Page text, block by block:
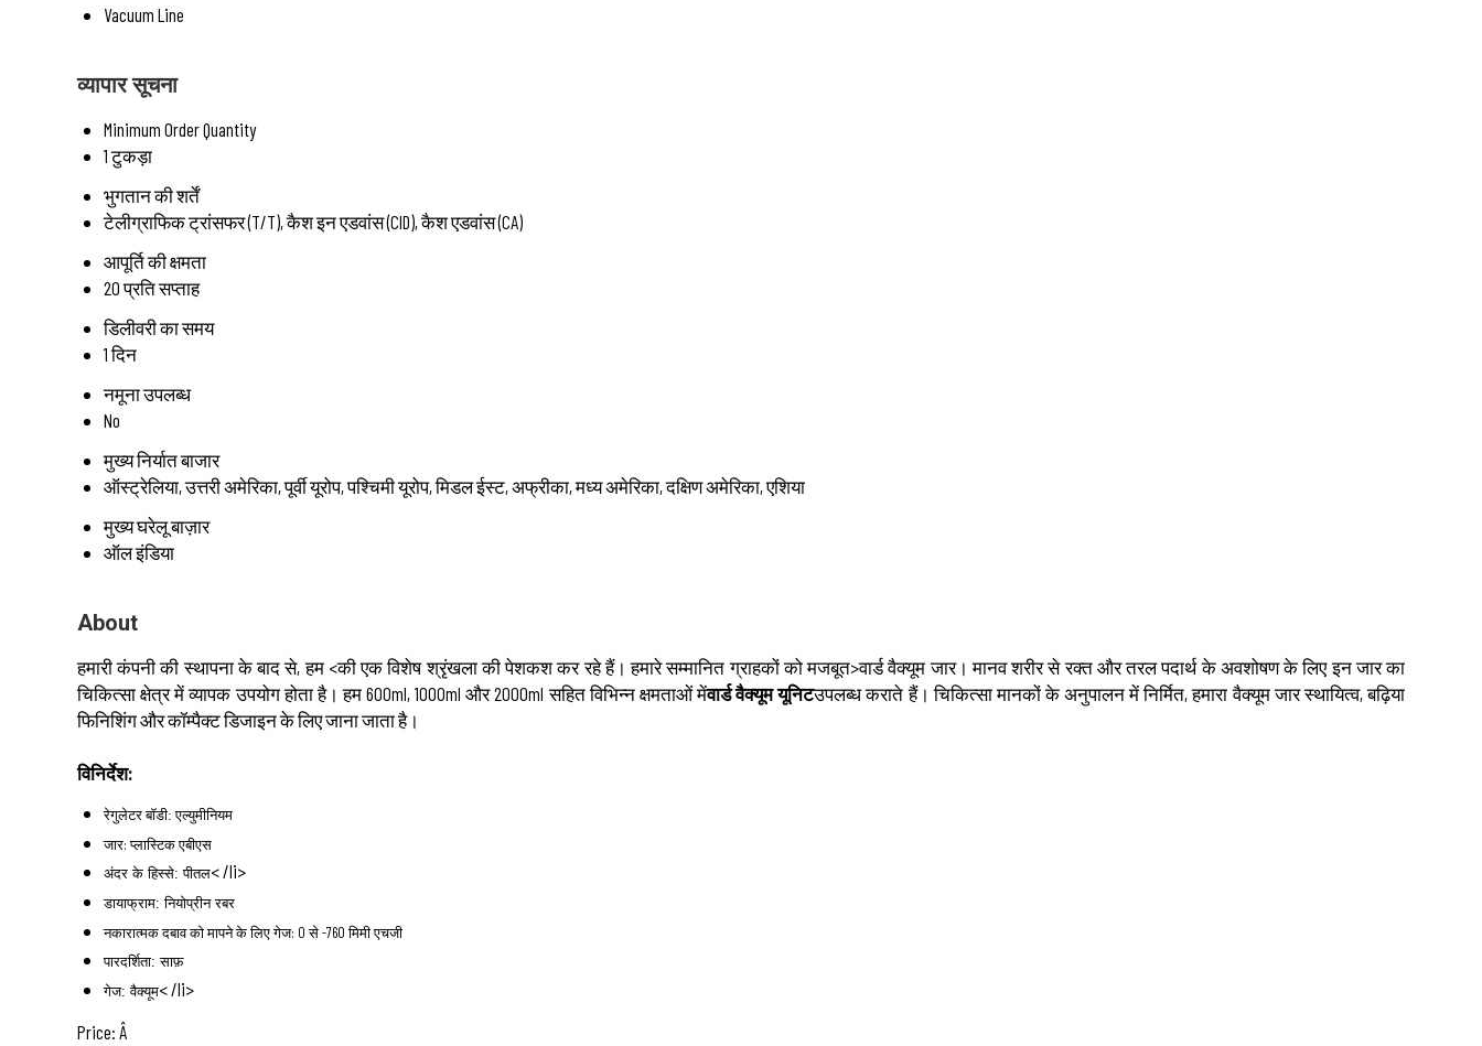
Vacuum Line
व्यापार सूचना
Minimum Order Quantity
1 टुकड़ा
भुगतान की शर्तें
टेलीग्राफिक ट्रांसफर (T/T), कैश इन एडवांस (CID), कैश एडवांस (CA)
आपूर्ति की क्षमता
20 प्रति सप्ताह
डिलीवरी का समय
1 दिन
नमूना उपलब्ध
No
मुख्य निर्यात बाजार
ऑस्ट्रेलिया, उत्तरी अमेरिका, पूर्वी यूरोप, पश्चिमी यूरोप, मिडल ईस्ट, अफ्रीका, मध्य अमेरिका, दक्षिण अमेरिका, एशिया
मुख्य घरेलू बाज़ार
ऑल इंडिया
About
हमारी कंपनी की स्थापना के बाद से, हम <की एक विशेष श्रृंखला की पेशकश कर रहे हैं। हमारे सम्मानित ग्राहकों को मजबूत>वार्ड वैक्यूम जार। मानव शरीर से रक्त और तरल पदार्थ के अवशोषण के लिए इन जार का
चिकित्सा क्षेत्र में व्यापक उपयोग होता है। हम 600ml, 1000ml और 2000ml सहित विभिन्न क्षमताओं मेंवार्ड वैक्यूम यूनिटउपलब्ध कराते हैं। चिकित्सा मानकों के अनुपालन में निर्मित, हमारा वैक्यूम जार स्थायित्व, बढ़िया
फिनिशिंग और कॉम्पैक्ट डिजाइन के लिए जाना जाता है।
विनिर्देश:
रेगुलेटर बॉडी: एल्युमीनियम
जार: प्लास्टिक एबीएस
अंदर के हिस्से: पीतल< /li>
डायाफ्राम: नियोप्रीन रबर
नकारात्मक दबाव को मापने के लिए गेज: 0 से -760 मिमी एचजी
पारदर्शिता: साफ़
गेज: वैक्यूम< /li>
Price: Â